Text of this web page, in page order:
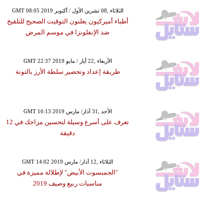
GMT 08:05 2019 الثلاثاء ,08 تشرين الأول / أكتوبر
أطباء أميركيون يعلنون التوقيت الصحيح للتلقيح
ضد الإنفلونزا في موسم المرض
GMT 22:37 2019 الأربعاء ,22 أيار / مايو
طريقة إعداد وتحضير سلطة الأرز بالتونة
GMT 16:13 2019 الأحد ,31 آذار/ مارس
تعرف على أسرع وسيلة لتحسين مزاجك في 12
دقيقة
GMT 14:02 2019 الثلاثاء ,12 آذار/ مارس
"الجمبسوت الأبيض" لإطلالة مميزة في
مناسبات ربيع وصيف 2019